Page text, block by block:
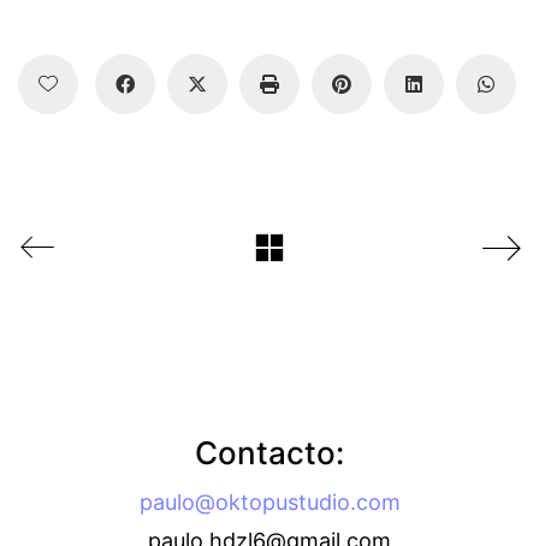
Contacto:
paulo@oktopustudio.com
paulo.hdzl6@gmail.com